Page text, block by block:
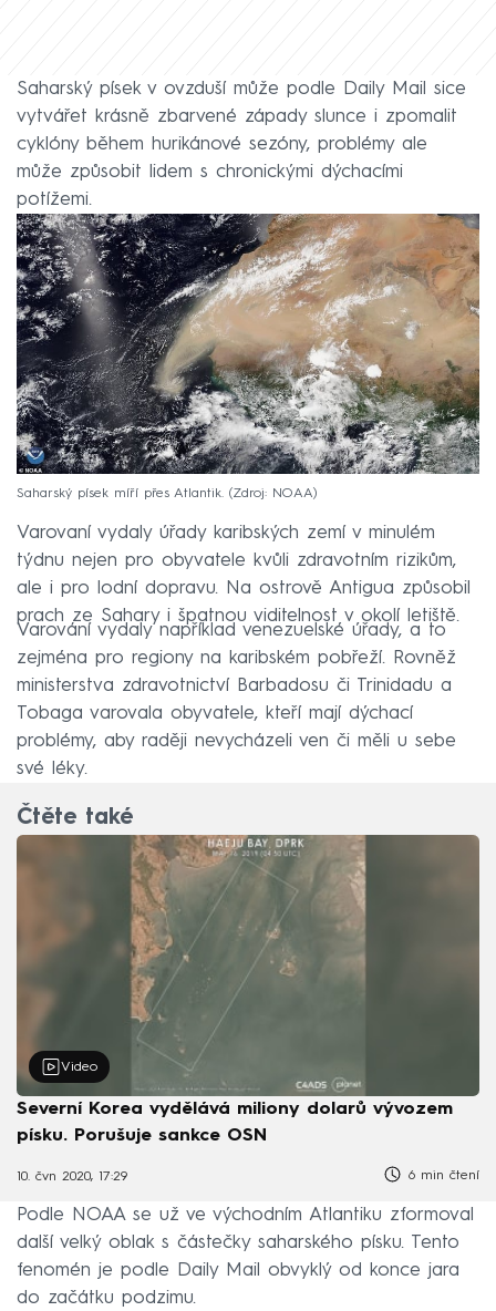
Saharský písek v ovzduší může podle Daily Mail sice
vytvářet krásně zbarvené západy slunce i zpomalit
cyklóny během hurikánové sezóny, problémy ale
může způsobit lidem s chronickými dýchacími
potížemi.
Saharský písek míří přes Atlantik. Zdroj: NOAA
Varovaní vydaly úřady karibských zemí v minulém
týdnu nejen pro obyvatele kvůli zdravotním rizikům,
ale i pro lodní dopravu. Na ostrově Antigua způsobil
prach ze Sahary i špatnou viditelnost v okolí letiště.
Varování vydaly například venezuelské úřady, a to
zejména pro regiony na karibském pobřeží. Rovněž
ministerstva zdravotnictví Barbadosu či Trinidadu a
Tobaga varovala obyvatele, kteří mají dýchací
problémy, aby raději nevycházeli ven či měli u sebe
své léky.
Čtěte také
Video
Severní Korea vydělává miliony dolarů vývozem
písku. Porušuje sankce OSN
10. čvn 2020, 17:29 6 min čtení
Podle NOAA se už ve východním Atlantiku zformoval
další velký oblak s částečky saharského písku. Tento
fenomén je podle Daily Mail obvyklý od konce jara
do začátku podzimu.